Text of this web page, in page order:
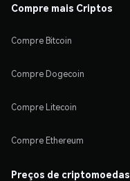
Compre mais Criptos
Compre Bitcoin
Compre Dogecoin
Compre Litecoin
Compre Ethereum
Preços de criptomoedas